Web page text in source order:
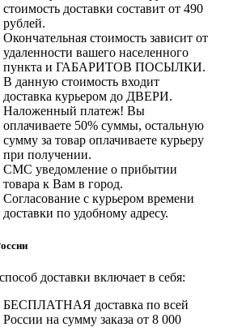
стоимость доставки составит от 490
рублей.
Окончательная стоимость зависит от
удаленности вашего населенного
пункта и ГАБАРИТОВ ПОСЫЛКИ.
В данную стоимость входит
доставка курьером до ДВЕРИ.
Наложенный платеж! Вы
оплачиваете 50% суммы, остальную
сумму за товар оплачиваете курьеру
при получении.
СМС уведомление о прибытии
товара к Вам в город.
Согласование с курьером времени
доставки по удобному адресу.
доставки включает в себя:
БЕСПЛАТНАЯ доставка по всей
России на сумму заказа от 8 000